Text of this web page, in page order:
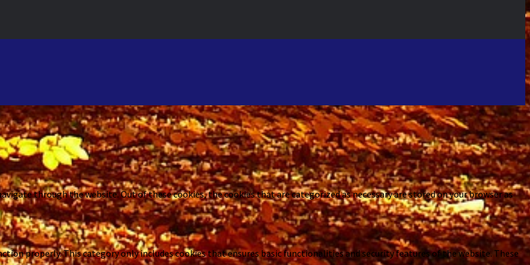
through the website. Out of these cookies, the cookies that are categorized as necessary are stored on your browser as
properly. This category only includes cookies that ensures basic functionalities and security features of the website. These